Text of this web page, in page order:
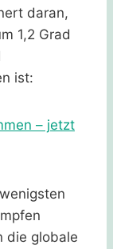
daran,
1,2 Grad
ist:
– jetzt
die globale